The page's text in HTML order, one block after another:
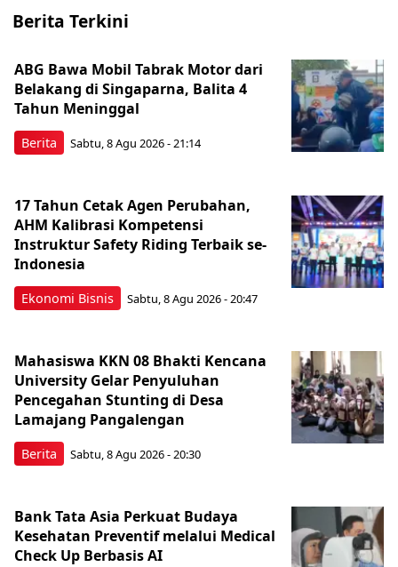
Berita Terkini
Berita
ABG Bawa Mobil Tabrak Motor dari
Belakang di Singaparna, Balita 4
Tahun Meninggal
Sabtu, 8 Agu 2026 - 21:14
Ekonomi Bisnis
17 Tahun Cetak Agen Perubahan,
AHM Kalibrasi Kompetensi
Instruktur Safety Riding Terbaik se-
Indonesia
Sabtu, 8 Agu 2026 - 20:47
Berita
Mahasiswa KKN 08 Bhakti Kencana
University Gelar Penyuluhan
Pencegahan Stunting di Desa
Lamajang Pangalengan
Sabtu, 8 Agu 2026 - 20:30
Bank Tata Asia Perkuat Budaya
Kesehatan Preventif melalui Medical
Check Up Berbasis AI